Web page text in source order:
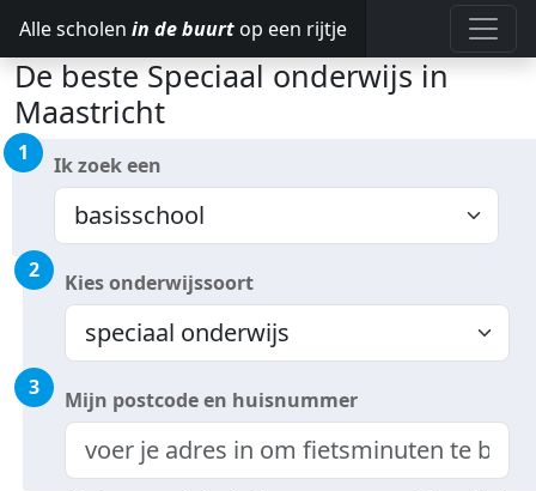
Alle scholen in de buurt op een rijtje
De beste Speciaal onderwijs in
Maastricht
1 Ik zoek een
2 Kies onderwijssoort
3 Mijn postcode en huisnummer